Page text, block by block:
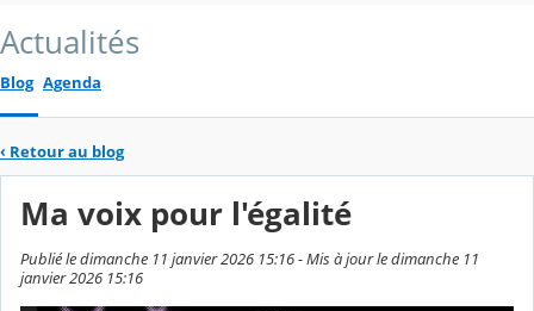
Actualités
Blog Agenda
‹ Retour au blog
Ma voix pour l'égalité
Publié le dimanche 11 janvier 2026 15:16 - Mis à jour le dimanche 11
janvier 2026 15:16